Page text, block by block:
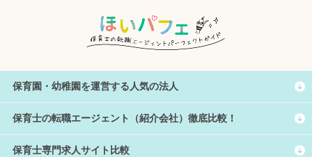
保育園・幼稚園を運営する人気の法人
保育士の転職エージェント（紹介会社）徹底比較！
保育士専門求人サイト比較